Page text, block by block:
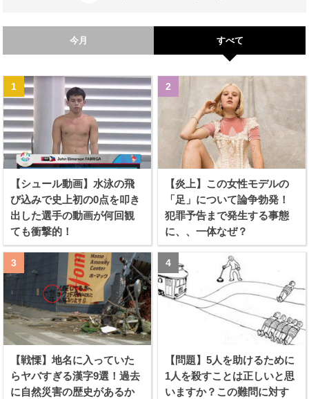
今月 すべて
【シュール動画】水泳の飛
び込みで史上初の0点を叩き
出した選手の動画が何回観
ても衝撃的！
【炎上】この女性モデルの
「足」について論争勃発！
犯罪予告まで発生する事態
に、、一体なぜ？
【戦慄】地名に入っていた
らヤバすぎる漢字9選！過去
に自然災害の歴史があるか
【問題】5人を助けるために
1人を殺すことは正しいと思
いますか？この難問に対す